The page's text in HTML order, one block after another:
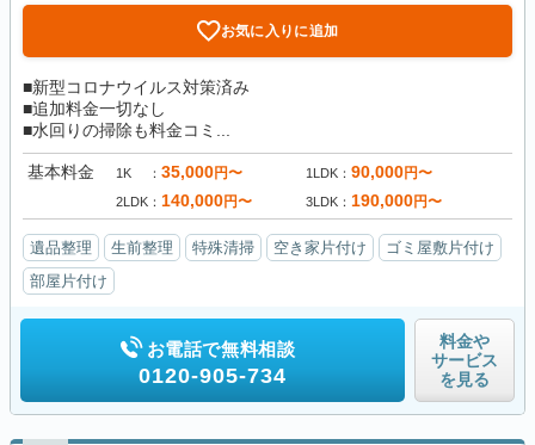
お気に入りに追加
■新型コロナウイルス対策済み
■追加料金一切なし
■水回りの掃除も料金コミ...
基本料金 1K 35,000円〜 1LDK 90,000円〜
2LDK 140,000円〜 3LDK 190,000円〜
遺品整理 生前整理 特殊清掃 空き家片付け
ゴミ屋敷片付け
部屋片付け
お電話で無料相談
0120-905-734
料金や
サービス
を見る